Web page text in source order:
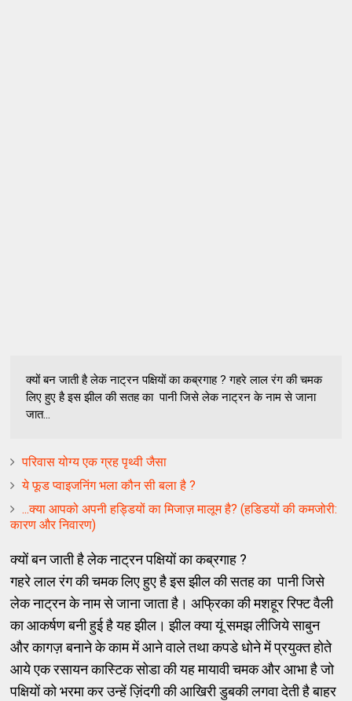
क्यों बन जाती है लेक नाट्रन पक्षियों का कब्रगाह ? गहरे लाल रंग की चमक
लिए हुए है इस झील की सतह का पानी जिसे लेक नाट्रन के नाम से जाना
जात...
परिवास योग्य एक ग्रह पृथ्वी जैसा
ये फूड प्‍वाइजनिंग भला कौन सी बला है ?
...क्‍या आपको अपनी हड्डियों का मिजाज़ मालूम है? (हडिडयों की कमजोरी:
कारण और निवारण)
क्यों बन जाती है लेक नाट्रन पक्षियों का कब्रगाह ?
गहरे लाल रंग की चमक लिए हुए है इस झील की सतह का पानी जिसे
लेक नाट्रन के नाम से जाना जाता है। अफ्रिका की मशहूर रिफ्ट वैली
का आकर्षण बनी हुई है यह झील। झील क्या यूं समझ लीजिये साबुन
और कागज़ बनाने के काम में आने वाले तथा कपडे धोने में प्रयुक्त होते
आये एक रसायन कास्टिक सोडा की यह मायावी चमक और आभा है जो
पक्षियों को भरमा कर उन्हें ज़िंदगी की आखिरी डुबकी लगवा देती है बाहर